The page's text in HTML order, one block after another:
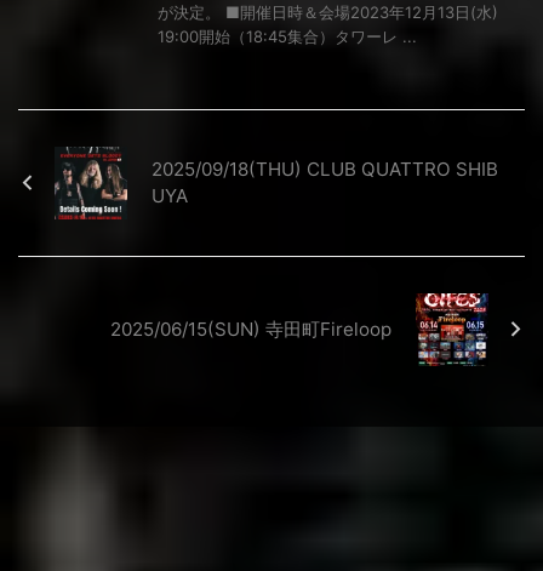
が決定。 ■開催日時＆会場2023年12月13日(水)
19:00開始（18:45集合）タワーレ ...
2025/09/18(THU) CLUB QUATTRO SHIB
UYA
2025/06/15(SUN) 寺田町Fireloop